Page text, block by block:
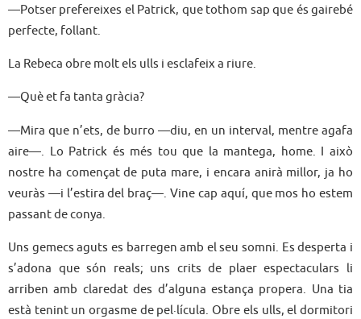
—Potser prefereixes el Patrick, que tothom sap que és gairebé
perfecte, follant.
La Rebeca obre molt els ulls i esclafeix a riure.
—Què et fa tanta gràcia?
—Mira que n’ets, de burro —diu, en un interval, mentre agafa
aire—. Lo Patrick és més tou que la mantega, home. I això
nostre ha començat de puta mare, i encara anirà millor, ja ho
veuràs —i l’estira del braç—. Vine cap aquí, que mos ho estem
passant de conya.
Uns gemecs aguts es barregen amb el seu somni. Es desperta i
s’adona que són reals; uns crits de plaer espectaculars li
arriben amb claredat des d’alguna estança propera. Una tia
està tenint un orgasme de pel·lícula. Obre els ulls, el dormitori